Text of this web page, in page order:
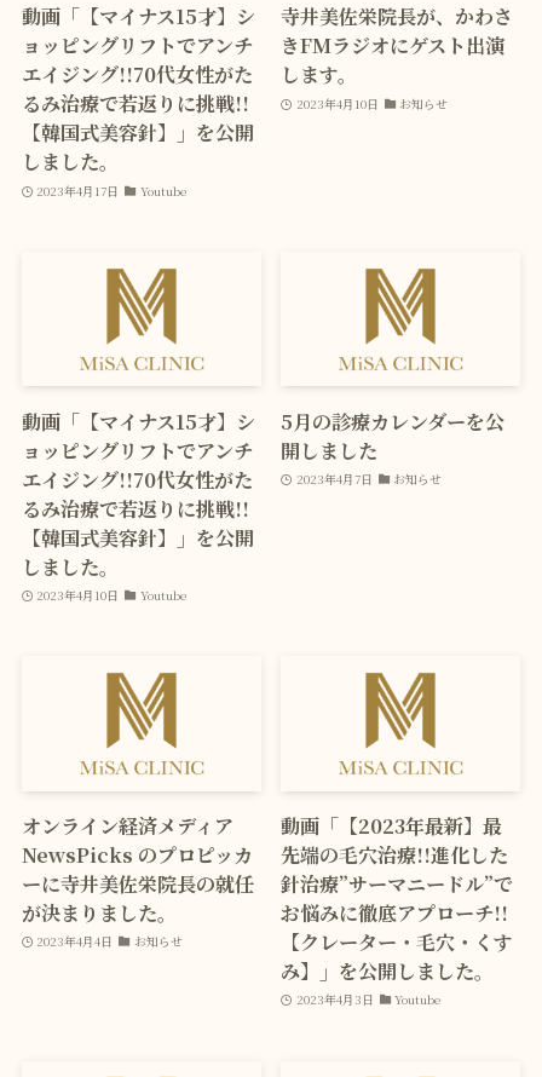
動画「【マイナス15才】シ
ョッピングリフトでアンチ
エイジング!!70代女性がた
るみ治療で若返りに挑戦!!
【韓国式美容針】」を公開
しました。
2023年4月17日 Youtube
寺井美佐栄院長が、かわさ
きFMラジオにゲスト出演
します。
2023年4月10日 お知らせ
動画「【マイナス15才】シ
ョッピングリフトでアンチ
エイジング!!70代女性がた
るみ治療で若返りに挑戦!!
【韓国式美容針】」を公開
しました。
2023年4月10日 Youtube
5月の診療カレンダーを公
開しました
2023年4月7日 お知らせ
オンライン経済メディア
NewsPicks のプロピッカ
ーに寺井美佐栄院長の就任
が決まりました。
2023年4月4日 お知らせ
動画「【2023年最新】最
先端の毛穴治療!!進化した
針治療”サーマニードル”で
お悩みに徹底アプローチ!!
【クレーター・毛穴・くす
み】」を公開しました。
2023年4月3日 Youtube